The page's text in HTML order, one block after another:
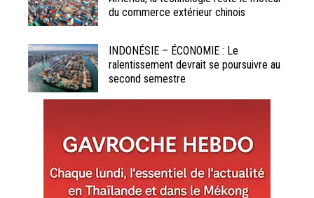
du commerce extérieur chinois
INDONÉSIE – ÉCONOMIE : Le
ralentissement devrait se poursuivre au
second semestre